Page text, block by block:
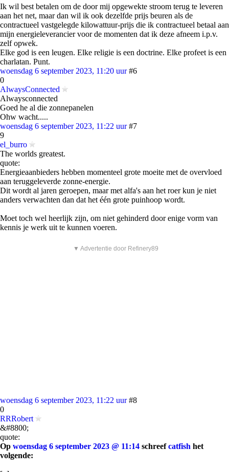
Ik wil best betalen om de door mij opgewekte stroom terug te leveren
aan het net, maar dan wil ik ook dezelfde prijs beuren als de
contractueel vastgelegde kilowattuur-prijs die ik contractueel betaal aan
mijn energieleverancier voor de momenten dat ik deze afneem i.p.v.
zelf opwek.
Elke god is een leugen. Elke religie is een doctrine. Elke profeet is een
charlatan. Punt.
woensdag 6 september 2023, 11:20 uur #6
0
AlwaysConnected
Alwaysconnected
Goed he al die zonnepanelen
Ohw wacht.....
woensdag 6 september 2023, 11:22 uur #7
9
el_burro
The worlds greatest.
quote:
Energieaanbieders hebben momenteel grote moeite met de overvloed
aan teruggeleverde zonne-energie.
Dit wordt al jaren geroepen, maar met alfa's aan het roer kun je niet
anders verwachten dan dat het één grote puinhoop wordt.
Moet toch wel heerlijk zijn, om niet gehinderd door enige vorm van
kennis je werk uit te kunnen voeren.
▼ Advertentie door Refinery89
woensdag 6 september 2023, 11:22 uur #8
0
RRRobert
&#8800;
quote:
Op woensdag 6 september 2023 @ 11:14 schreefcatfish het
volgende: